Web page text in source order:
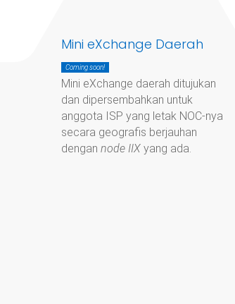
Mini eXchange Daerah
Coming soon!
Mini eXchange daerah ditujukan
dan dipersembahkan untuk
anggota ISP yang letak NOC-nya
secara geografis berjauhan
dengan node IIXyang ada.